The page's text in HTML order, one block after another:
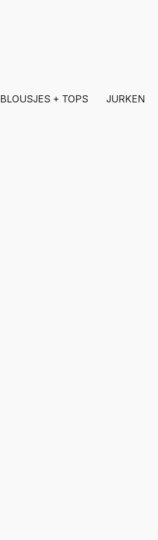
BLOUSJES + TOPS JURKEN